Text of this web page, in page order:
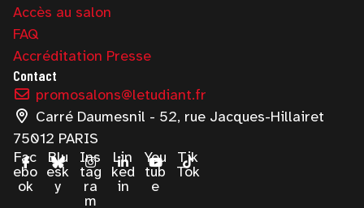
Accès au salon
FAQ
Accréditation Presse
Contact
promosalons@letudiant.fr
Carré Daumesnil - 52, rue Jacques-Hillairet
75012 PARIS
Fac
ebo
ok
Blu
esk
y
Ins
tag
ra
m
Lin
ked
in
You
tub
e
Tik
Tok